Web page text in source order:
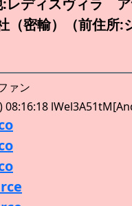
レディスヴィラ
（密輸）（前住所:
ァン
08:16:18